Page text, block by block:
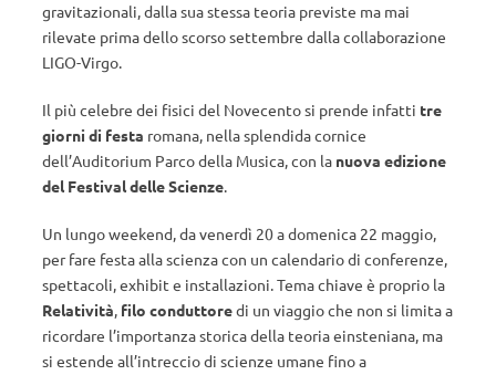
gravitazionali, dalla sua stessa teoria previste ma mai
rilevate prima dello scorso settembre dalla collaborazione
LIGO-Virgo.
Il più celebre dei fisici del Novecento si prende infatti tre
giorni di festa romana, nella splendida cornice
dell’Auditorium Parco della Musica, con la nuova edizione
del Festival delle Scienze.
Un lungo weekend, da venerdì 20 a domenica 22 maggio,
per fare festa alla scienza con un calendario di conferenze,
spettacoli, exhibit e installazioni. Tema chiave è proprio la
Relatività, filo conduttoredi un viaggio che non si limita a
ricordare l’importanza storica della teoria einsteniana, ma
si estende all’intreccio di scienze umane fino a